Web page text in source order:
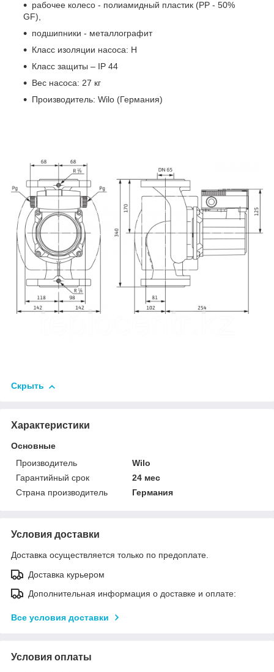
рабочее колесо - полиамидный пластик (PP - 50%
GF),
подшипники - металлографит
Класс изоляции насоса: Н
Класс защиты – IP 44
Вес насоса: 27 кг
Производитель: Wilo (Германия)
Скрыть
Характеристики
Основные
Производитель
Wilo
Гарантийный срок
24 мес
Страна производитель
Германия
Условия доставки
Доставка осуществляется только по предоплате.
Доставка курьером
Дополнительная информация о доставке и оплате:
Все условия доставки
Условия оплаты